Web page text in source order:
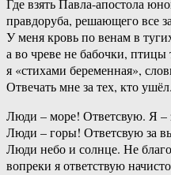
Где взять Павла-апостола
правдоруба, решающего все
У меня кровь по венам в
а во чреве не бабочки,
я «стихами беременная»,
Отвечать мне за тех, кто ушёл.
Люди – море! Ответсвую. Я –
Люди – горы! Ответсвую за
Люди небо и солнце. Не
вопреки я ответствую